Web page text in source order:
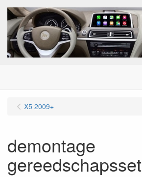
X5 2009+
demontage
gereedschapsset